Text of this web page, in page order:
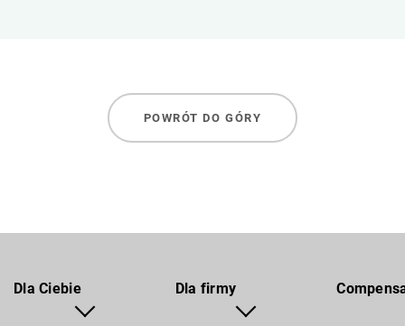
POWRÓT DO GÓRY
Dla Ciebie Dla firmy